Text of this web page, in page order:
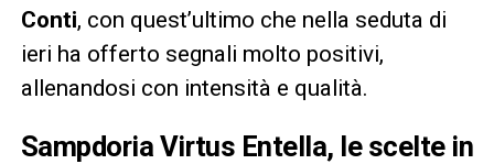
Conti, con quest’ultimo che nella seduta di
ieri ha offerto segnali molto positivi,
allenandosi con intensità e qualità.
Sampdoria Virtus Entella, le scelte in